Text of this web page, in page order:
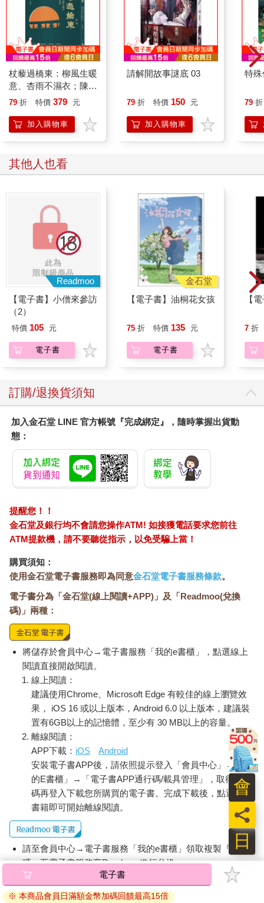
杖藜過橋東：柳風生暖
意、杏雨不濕衣；陳亮
恭談以心轉境的適齡漫
79 折 特價 379 元
加入購物車
請解開故事謎底 03
79 折 特價 150 元
加入購物車
特
79 折
其他人也看
Readmoo
【電子書】小僧來參訪
（2）
特價 105 元
電子書
金石堂
【電子書】油桐花女孩
75 折 特價 135 元
電子書
【
7 折
訂購/退換貨須知
加入金石堂 LINE 官方帳號『完成綁定』，隨時掌握出貨動
態：
提醒您！！
金石堂及銀行均不會請您操作ATM! 如接獲電話要求您前往
ATM提款機，請不要聽從指示，以免受騙上當！
購買須知：
使用金石堂電子書服務即為同意金石堂電子書服務條款。
電子書分為「金石堂(線上閱讀+APP)」及「Readmoo(兌換
碼)」兩種：
將儲存於會員中心→電子書服務「我的e書櫃」，點選線上
閱讀直接開啟閱讀。
線上閱讀：
建議使用Chrome、Microsoft Edge 有較佳的線上瀏覽效
果， iOS 16 或以上版本，Android 6.0 以上版本，建議裝
置有6GB以上的記憶體，至少有 30 MB以上的容量。
離線閱讀：
APP下載： iOS
Android
安裝電子書APP後，請依照提示登入「會員中心」→「我
的E書櫃」→「電子書APP通行碼/載具管理」，取得通行
碼再登入下載您所購買的電子書。完成下載後，點選任一
書籍即可開始離線閱讀。
請至會員中心→電子書服務「我的e書櫃」領取複製『兌換
碼』至電子書服務商Readmoo進行兌換。
退換貨須知：
因版權保護，您在金石堂所購買的電子書僅能以金石堂專屬
電子書
※ 本商品會員日滿額金幣加碼回饋最高15倍
日
員
會